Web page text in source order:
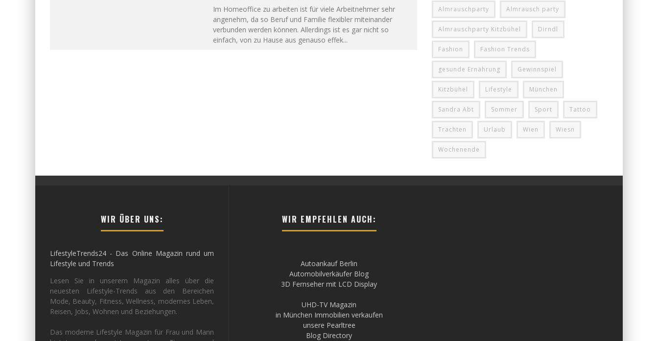
Im Homeoffice zu arbeiten ist für viele Arbeitnehmer sehr
angenehm, da so Beruf und Familie flexibler miteinander
verbunden werden können. Allerdings ist es gar nicht so
einfach, von zu Hause aus genauso effek...
Almrauschparty Almrausch party
Almrauschparty Kitzbühel Dirndl
Fashion Fashion Trends
gesunde Ernährung Gewinnspiel
Kitzbühel Lifestyle München
Sandra Abt Sommer Sport Tattoo
Trachten Urlaub Wien Wiesn
Wochenende
WIR ÜBER UNS:
LifestyleTrends24 - Das Online Magazin rund um
Lifestyle und Trends
Lesen Sie in unserem Magazin alles über die
neuesten Lifestyle-Trends aus den Bereichen
Mode, Beauty, Fitness, Wellness, modernes Leben,
Reisen, Jobs, Wohnen und Beziehungen.
Das moderne Lifestyle Magazin für Frau und Mann
WIR EMPFEHLEN AUCH:
Autoankauf Berlin
Automobilverkäufer Blog
3D Fernseher mit LCD Display
UHD-TV Magazin
in München Immobilien verkaufen
unsere Pearltree
Blog Directory